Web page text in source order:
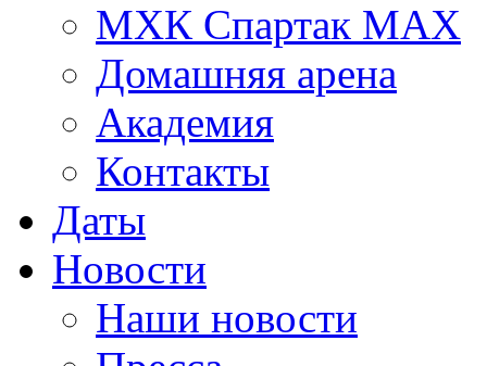
МХК Спартак МАХ
Домашняя арена
Академия
Контакты
Даты
Новости
Наши новости